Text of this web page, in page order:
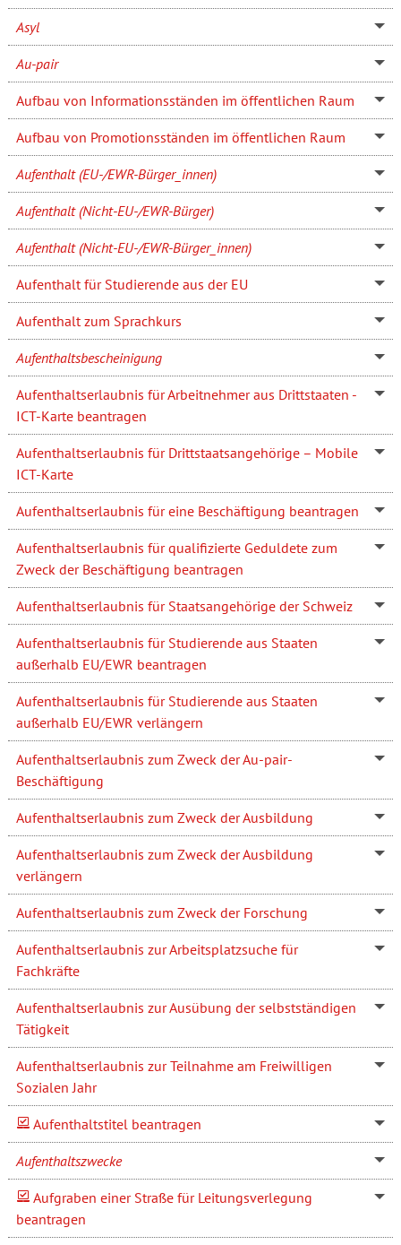
Asyl
Au-pair
Aufbau von Informationsständen im öffentlichen Raum
Aufbau von Promotionsständen im öffentlichen Raum
Aufenthalt (EU-/EWR-Bürger_innen)
Aufenthalt (Nicht-EU-/EWR-Bürger)
Aufenthalt (Nicht-EU-/EWR-Bürger_innen)
Aufenthalt für Studierende aus der EU
Aufenthalt zum Sprachkurs
Aufenthaltsbescheinigung
Aufenthaltserlaubnis für Arbeitnehmer aus Drittstaaten -
ICT-Karte beantragen
Aufenthaltserlaubnis für Drittstaatsangehörige – Mobile
ICT-Karte
Aufenthaltserlaubnis für eine Beschäftigung beantragen
Aufenthaltserlaubnis für qualifizierte Geduldete zum
Zweck der Beschäftigung beantragen
Aufenthaltserlaubnis für Staatsangehörige der Schweiz
Aufenthaltserlaubnis für Studierende aus Staaten
außerhalb EU/EWR beantragen
Aufenthaltserlaubnis für Studierende aus Staaten
außerhalb EU/EWR verlängern
Aufenthaltserlaubnis zum Zweck der Au-pair-
Beschäftigung
Aufenthaltserlaubnis zum Zweck der Ausbildung
Aufenthaltserlaubnis zum Zweck der Ausbildung
verlängern
Aufenthaltserlaubnis zum Zweck der Forschung
Aufenthaltserlaubnis zur Arbeitsplatzsuche für
Fachkräfte
Aufenthaltserlaubnis zur Ausübung der selbstständigen
Tätigkeit
Aufenthaltserlaubnis zur Teilnahme am Freiwilligen
Sozialen Jahr
Aufenthaltstitel beantragen
Aufenthaltszwecke
Aufgraben einer Straße für Leitungsverlegung
beantragen